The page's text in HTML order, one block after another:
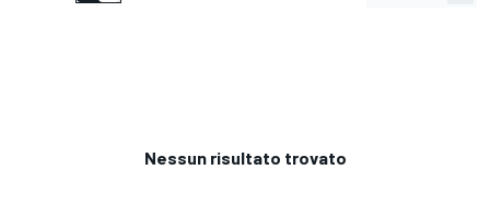
Nessun risultato trovato